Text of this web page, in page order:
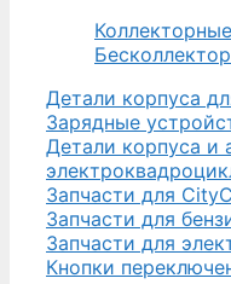
Детали корпуса
Зарядные
Детали корпуса и
Запчасти для
Запчасти для
Запчасти для
Кнопки